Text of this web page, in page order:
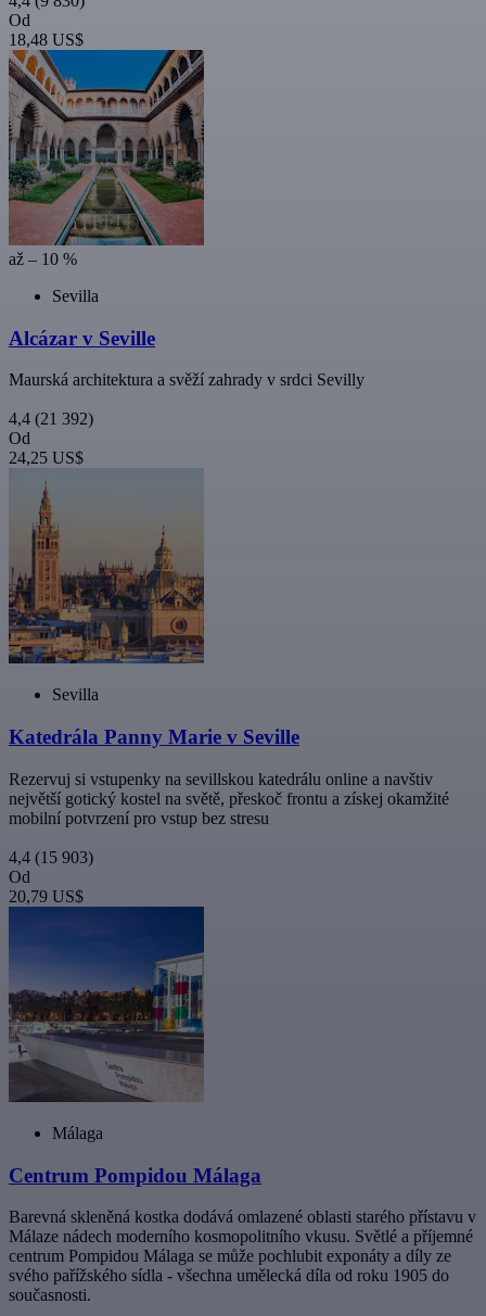
Od
18,48 US$
až – 10 %
Sevilla
Alcázar v Seville
Maurská architektura a svěží zahrady v srdci Sevilly
4,4 (21 392)
Od
24,25 US$
Sevilla
Katedrála Panny Marie v Seville
Rezervuj si vstupenky na sevillskou katedrálu online a navštiv
největší gotický kostel na světě, přeskoč frontu a získej okamžité
mobilní potvrzení pro vstup bez stresu
4,4 (15 903)
Od
20,79 US$
Málaga
Centrum Pompidou Málaga
Barevná skleněná kostka dodává omlazené oblasti starého přístavu v
Málaze nádech moderního kosmopolitního vkusu. Světlé a příjemné
centrum Pompidou Málaga se může pochlubit exponáty a díly ze
svého pařížského sídla - všechna umělecká díla od roku 1905 do
současnosti.